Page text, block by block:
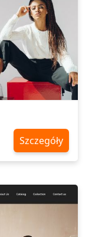
Szczegóły